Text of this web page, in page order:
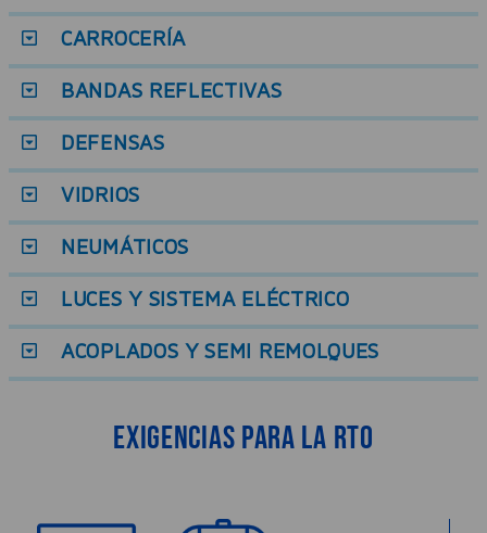
CARROCERÍA
BANDAS REFLECTIVAS
DEFENSAS
VIDRIOS
NEUMÁTICOS
LUCES Y SISTEMA ELÉCTRICO
ACOPLADOS Y SEMI REMOLQUES
Exigencias para la RTO